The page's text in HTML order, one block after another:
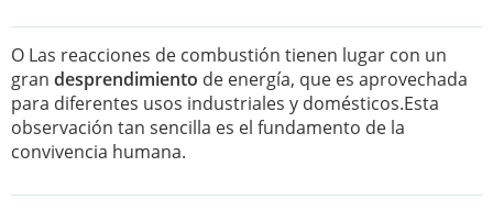
O Las reacciones de combustión tienen lugar con un
gran desprendimiento de energía, que es aprovechada
para diferentes usos industriales y domésticos.Esta
observación tan sencilla es el fundamento de la
convivencia humana.